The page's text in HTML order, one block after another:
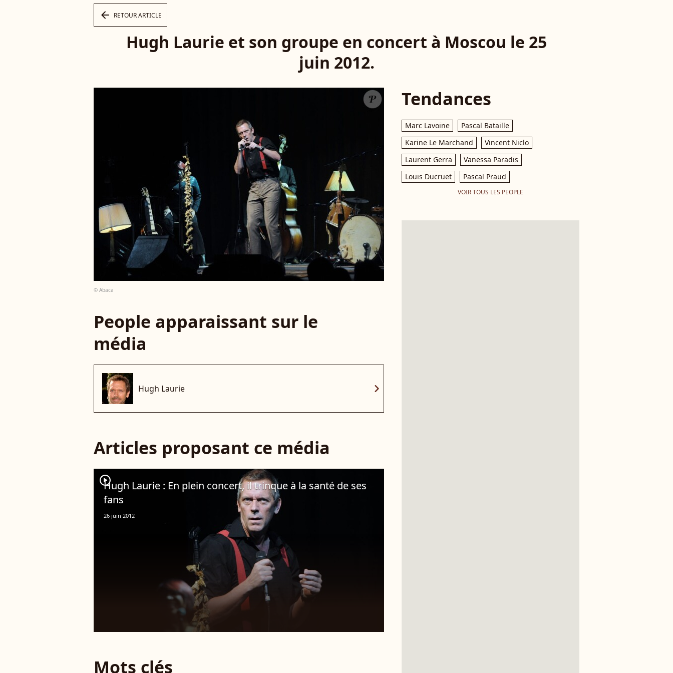
arrow_left RETOUR ARTICLE
Hugh Laurie et son groupe en concert à Moscou le 25
juin 2012.
© Abaca
People apparaissant sur le
média
Hugh Laurie chevron_right
Articles proposant ce média
player2
Hugh Laurie : En plein concert, il trinque à la santé de ses
fans
26 juin 2012
Mots clés
Tendances
Marc Lavoine
Pascal Bataille
Karine Le Marchand
Vincent Niclo
Laurent Gerra
Vanessa Paradis
Louis Ducruet
Pascal Praud
VOIR TOUS LES PEOPLE